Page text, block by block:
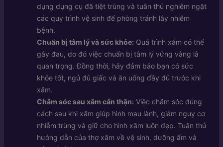
dụng dụng cụ đã tiệt trùng và tuân thủ nghiêm ngặt
các quy trình vệ sinh để phòng tránh lây nhiễm
bệnh.
Chuẩn bị tâm lý và sức khỏe: Quá trình xăm có thể
gây đau, do đó việc chuẩn bị tâm lý vững vàng là
quan trọng. Đồng thời, hãy đảm bảo bạn có sức
khỏe tốt, ngủ đủ giấc và ăn uống đầy đủ trước khi
xăm.
Chăm sóc sau xăm cẩn thận: Việc chăm sóc đúng
cách sau khi xăm giúp hình mau lành, giảm nguy cơ
nhiễm trùng và giữ cho hình xăm luôn đẹp. Tuân thủ
hướng dẫn của thợ xăm về vệ sinh, dưỡng ẩm và